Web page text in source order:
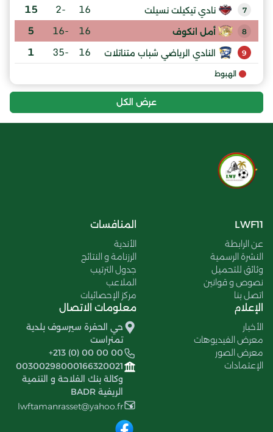
7 نادي تيكيلت نسيلت 16
-2
15
8 أمل انكوف 16
-16
5
9 النادي الرياضي شباب متناتلات 16
-35
1
الهبوط
عرض الكل
LWF11
عن الرابطة
النشرة الرسمية
وثائق للتحميل
نصوص و قوانين
اتصل بنا
المنافسات
الأندية
الرزنامة و النتائج
جدول الترتيب
الملاعب
مركز الإحصائيات
الإعلام
الأخبار
معرض الفيديوهات
معرض الصور
الإعتمادات
معلومات الاتصال
حي الحفرة سيرسوف بلدية
تمنراست
+213 (0) 00 00 00
00300298000166320021
وكالة بنك الفلاحة و التنمية
الريفية BADR
lwftamanrasset@yahoo.fr